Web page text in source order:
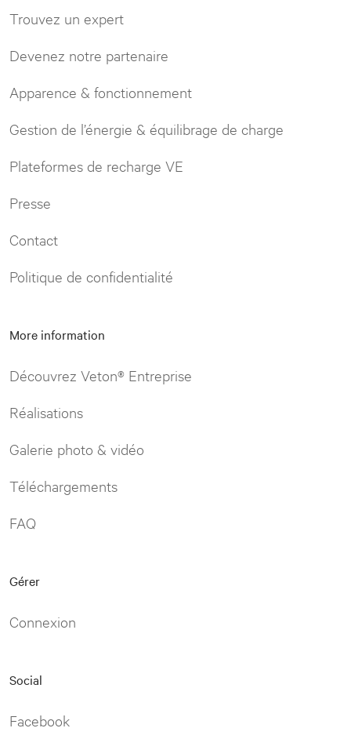
Trouvez un expert
Devenez notre partenaire
Apparence & fonctionnement
Gestion de l’énergie & équilibrage de charge
Plateformes de recharge VE
Presse
Contact
Politique de confidentialité
More information
Découvrez Veton® Entreprise
Réalisations
Galerie photo & vidéo
Téléchargements
FAQ
Gérer
Connexion
Social
Facebook